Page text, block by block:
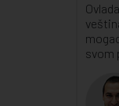
svom